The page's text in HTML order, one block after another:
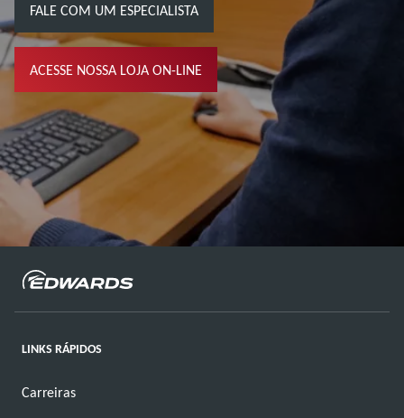
FALE COM UM ESPECIALISTA
ACESSE NOSSA LOJA ON-LINE
LINKS RÁPIDOS
Carreiras